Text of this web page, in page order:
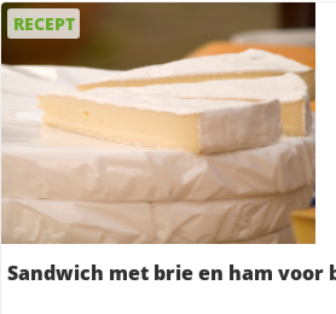
RECEPT
Sandwich met brie en ham voor